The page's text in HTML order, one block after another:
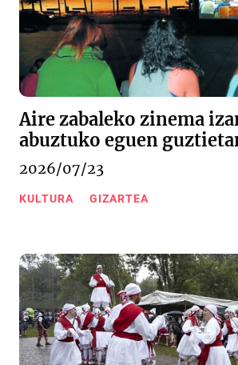
Aire zabaleko zinema
abuztuko eguen
2026/07/23
KULTURA GIZARTEA